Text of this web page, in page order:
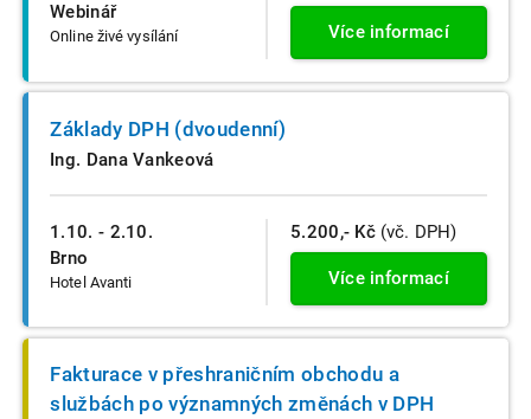
Webinář
Online živé vysílání Více informací
1.10. - 2.10.
Brno
Hotel Avanti
Základy DPH (dvoudenní)
Ing. Dana Vankeová
5.200,- Kč (vč. DPH)
Více informací
Fakturace v přeshraničním obchodu a
službách po významných změnách v DPH